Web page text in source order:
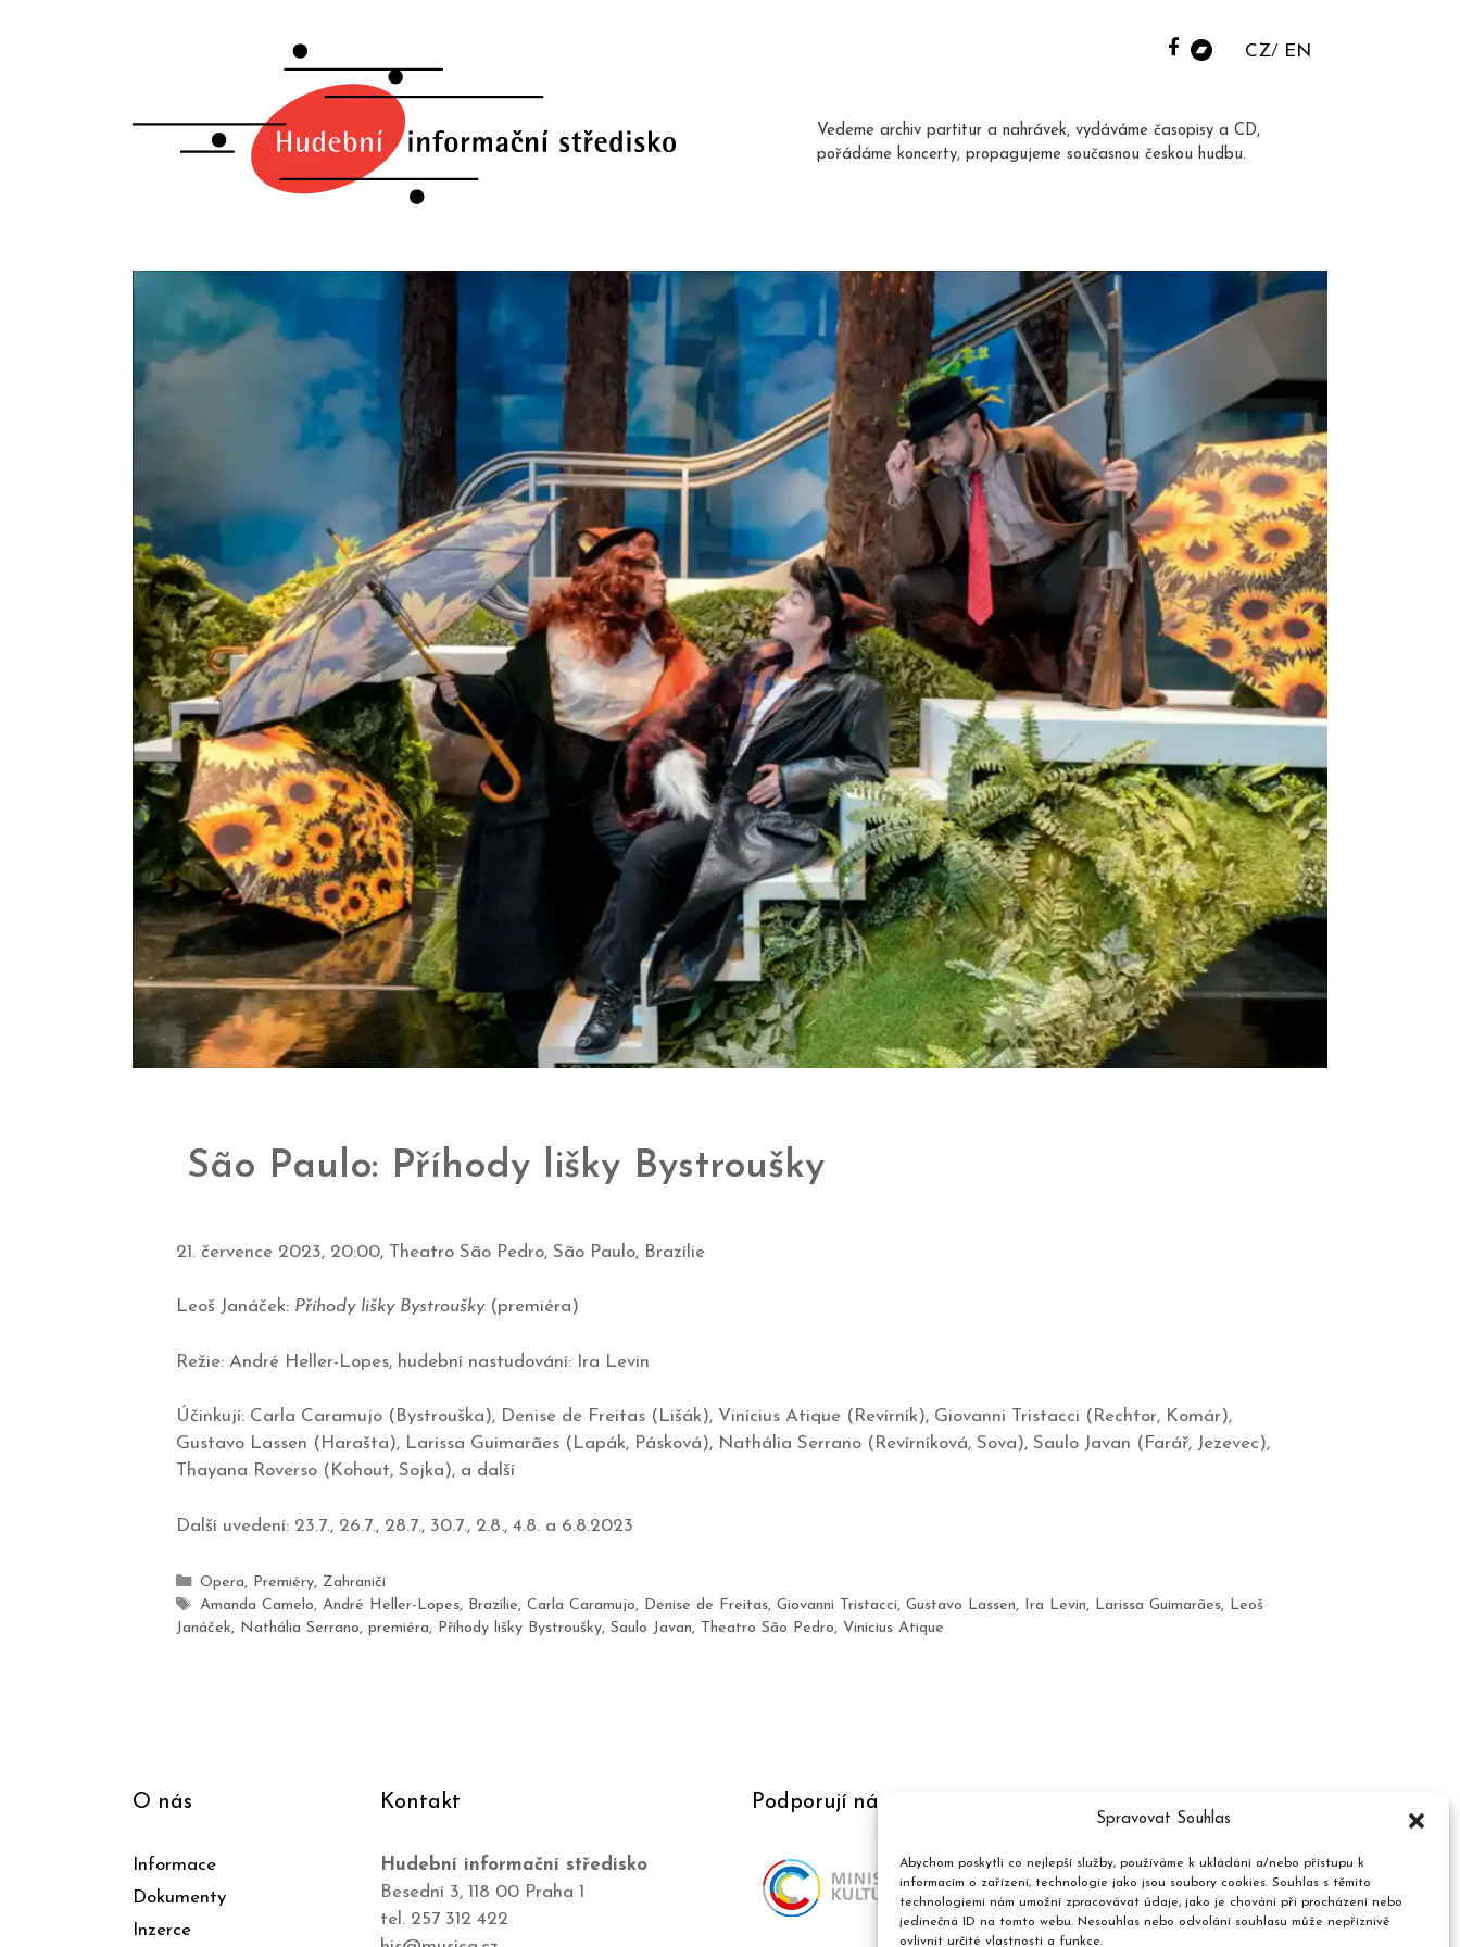
Spravovat Souhlas
Abychom poskytli co nejlepší služby, používáme k ukládání a/nebo přístupu k
informacím o zařízení, technologie jako jsou soubory cookies. Souhlas s těmito
technologiemi nám umožní zpracovávat údaje, jako je chování při procházení nebo
jedinečná ID na tomto webu. Nesouhlas nebo odvolání souhlasu může nepříznivě
ovlivnit určité vlastnosti a funkce.
CZ EN
Vedeme archiv partitur a nahrávek, vydáváme časopisy a CD,
pořádáme koncerty, propagujeme současnou českou hudbu.
São Paulo: Příhody lišky Bystroušky
21. července 2023, 20:00, Theatro São Pedro, São Paulo, Brazílie
Leoš Janáček: Příhody lišky Bystroušky(premiéra)
Režie: André Heller-Lopes, hudební nastudování: Ira Levin
Účinkují: Carla Caramujo (Bystrouška), Denise de Freitas (Lišák), Vinícius Atique (Revírník), Giovanni Tristacci (Rechtor, Komár),
Gustavo Lassen (Harašta), Larissa Guimarães (Lapák, Pásková), Nathália Serrano (Revírníková, Sova), Saulo Javan (Farář, Jezevec),
Thayana Roverso (Kohout, Sojka), a další
Další uvedení: 23.7., 26.7., 28.7., 30.7., 2.8., 4.8. a 6.8.2023
Opera, Premiéry, Zahraničí
Amanda Camelo, André Heller-Lopes, Brazílie, Carla Caramujo, Denise de Freitas, Giovanni Tristacci, Gustavo Lassen, Ira Levin, Larissa Guimarães, Leoš
Janáček, Nathália Serrano, premiéra, Příhody lišky Bystroušky, Saulo Javan, Theatro São Pedro, Vinícius Atique
O nás
Informace
Dokumenty
Inzerce
Kontakt
Hudební informační středisko
Besední 3, 118 00 Praha 1
tel. 257 312 422
Podporují nás